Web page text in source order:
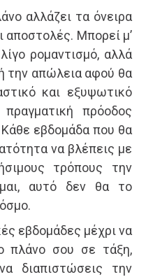
αλλάζει τα όνειρα
αποστολές. Μπορεί μ’
ρομαντισμό, αλλά
την απώλεια αφού θα
και εξυψωτικό
πρόοδος
εβδομάδα που θα
να βλέπεις με
τρόπους την
αυτό δεν θα το
εβδομάδες μέχρι να
πλάνο σου σε τάξη,
διαπιστώσεις την